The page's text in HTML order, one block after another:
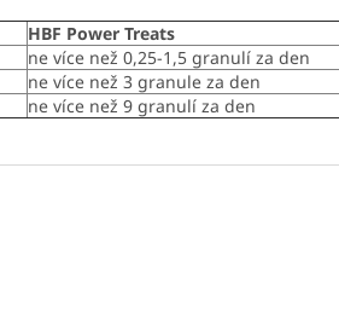
HBF Power Treats
ne více než 0,25-1,5 granulí za den
ne více než 3 granule za den
ne více než 9 granulí za den